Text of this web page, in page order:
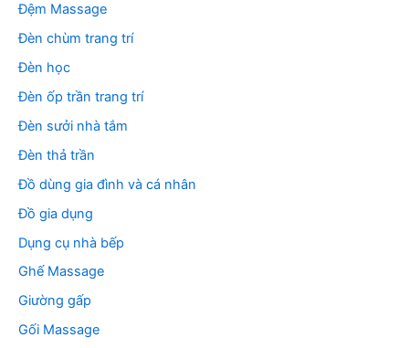
Đệm Massage
Đèn chùm trang trí
Đèn học
Đèn ốp trần trang trí
Đèn sưởi nhà tắm
Đèn thả trần
Đồ dùng gia đình và cá nhân
Đồ gia dụng
Dụng cụ nhà bếp
Ghế Massage
Giường gấp
Gối Massage